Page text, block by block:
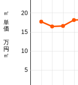
5
10
15
20
㎡単価 万円/㎡